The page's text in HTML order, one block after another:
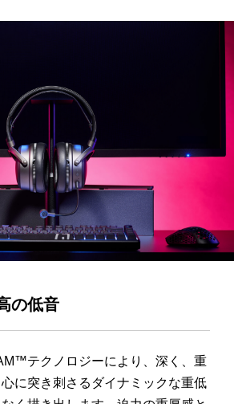
の低音
テクノロジーにより、深く、重
に突き刺さるダイナミックな重低